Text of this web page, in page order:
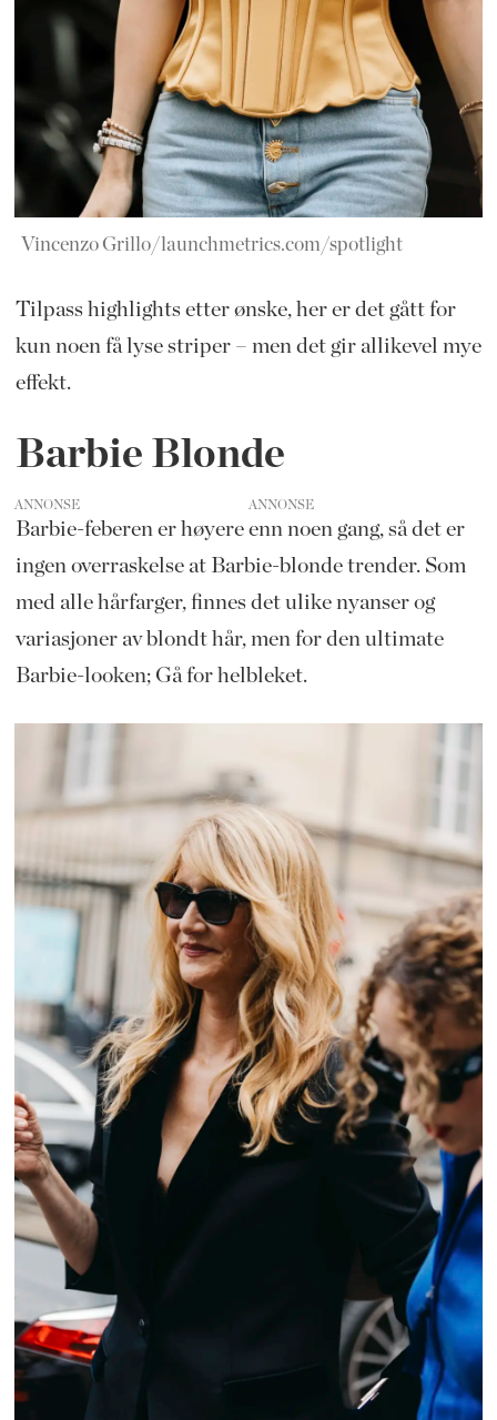
Vincenzo Grillo/launchmetrics.com/spotlight
Tilpass highlights etter ønske, her er det gått for
kun noen få lyse striper – men det gir allikevel mye
effekt.
Barbie Blonde
ANNONSE
Barbie-feberen er høyere enn noen gang, så det er
ingen overraskelse at Barbie-blonde trender. Som
med alle hårfarger, finnes det ulike nyanser og
variasjoner av blondt hår, men for den ultimate
Barbie-looken; Gå for helbleket.